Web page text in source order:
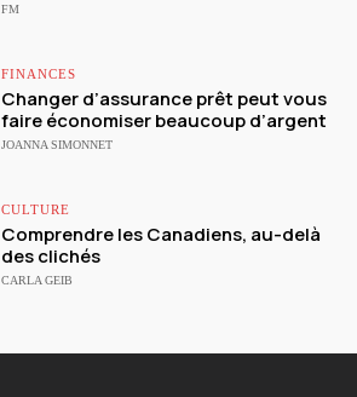
FM
FINANCES
Changer d’assurance prêt peut vous
faire économiser beaucoup d’argent
JOANNA SIMONNET
CULTURE
Comprendre les Canadiens, au-delà
des clichés
CARLA GEIB